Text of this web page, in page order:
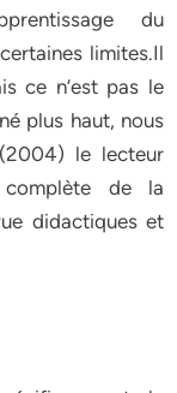
du
limites.Il
ce n’est pas le
plus haut, nous
le lecteur
de la
didactiques et